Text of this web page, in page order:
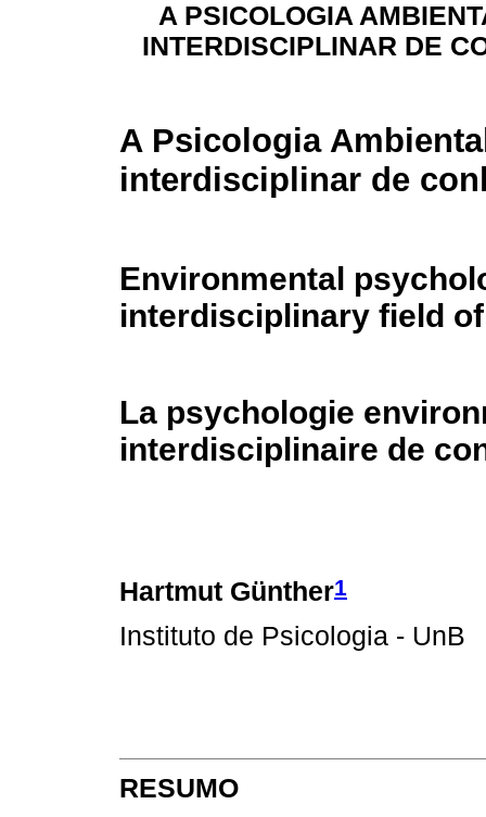
A PSICOLOGIA
INTERDISCIPLINAR DE
A Psicologia
interdisciplinar de
Environmental
interdisciplinary field
La psychologie
interdisciplinaire de
Hartmut Günther1
Instituto de Psicologia - UnB
RESUMO